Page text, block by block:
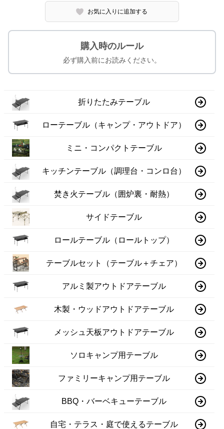
お気に入りに追加する
購入時のルール
必ず購入前にお読みください。
折りたたみテーブル
ローテーブル（キャンプ・アウトドア）
ミニ・コンパクトテーブル
キッチンテーブル（調理台・コンロ台）
焚き火テーブル（囲炉裏・耐熱）
サイドテーブル
ロールテーブル（ロールトップ）
テーブルセット（テーブル＋チェア）
アルミ製アウトドアテーブル
木製・ウッドアウトドアテーブル
メッシュ天板アウトドアテーブル
ソロキャンプ用テーブル
ファミリーキャンプ用テーブル
BBQ・バーベキューテーブル
自宅・テラス・庭で使えるテーブル